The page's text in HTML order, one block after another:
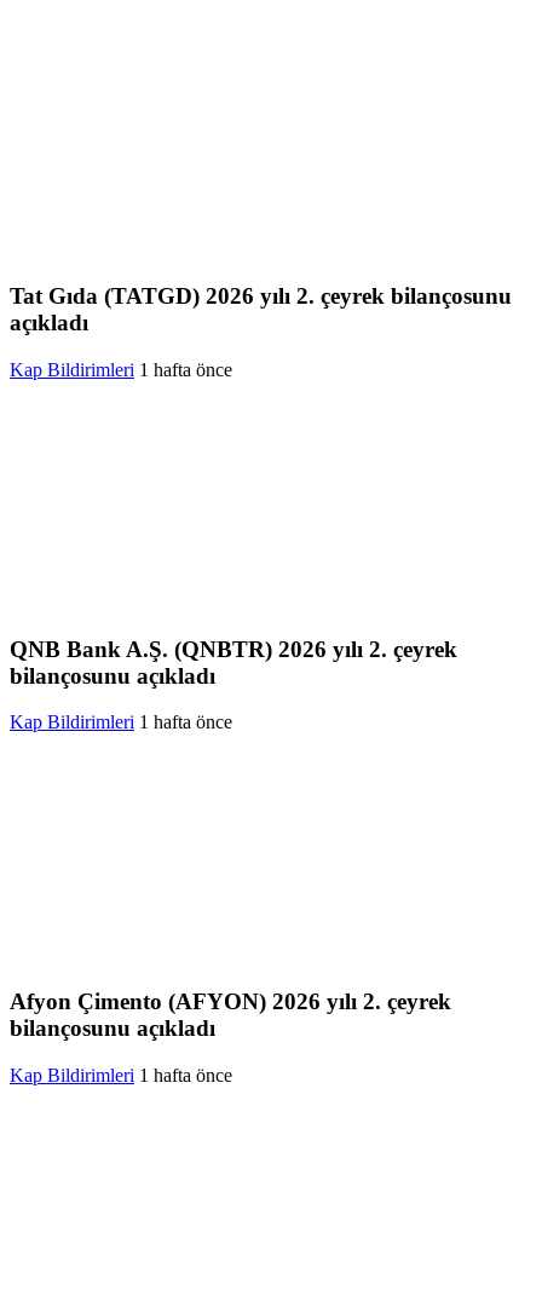
Tat Gıda (TATGD) 2026 yılı 2. çeyrek bilançosunu
açıkladı
Kap Bildirimleri 1 hafta önce
QNB Bank A.Ş. (QNBTR) 2026 yılı 2. çeyrek
bilançosunu açıkladı
Kap Bildirimleri 1 hafta önce
Afyon Çimento (AFYON) 2026 yılı 2. çeyrek
bilançosunu açıkladı
Kap Bildirimleri 1 hafta önce